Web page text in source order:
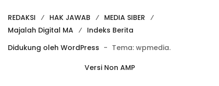
REDAKSI HAK JAWAB
MEDIA SIBER
Majalah Digital MA
Indeks Berita
Didukung oleh WordPress - Tema: wpmedia.
Versi Non AMP